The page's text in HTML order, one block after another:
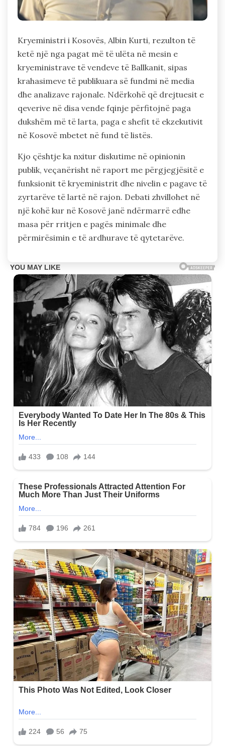
Kryeministri i Kosovës, Albin Kurti, rezulton të
ketë një nga pagat më të ulëta në mesin e
kryeministrave të vendeve të Ballkanit, sipas
krahasimeve të publikuara së fundmi në media
dhe analizave rajonale. Ndërkohë që drejtuesit e
qeverive në disa vende fqinje përfitojnë paga
dukshëm më të larta, paga e shefit të ekzekutivit
në Kosovë mbetet në fund të listës.
Kjo çështje ka nxitur diskutime në opinionin
publik, veçanërisht në raport me përgjegjësitë e
funksionit të kryeministrit dhe nivelin e pagave të
zyrtarëve të lartë në rajon. Debati zhvillohet në
një kohë kur në Kosovë janë ndërmarrë edhe
masa për rritjen e pagës minimale dhe
përmirësimin e të ardhurave të qytetarëve.